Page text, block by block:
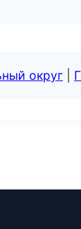
округ